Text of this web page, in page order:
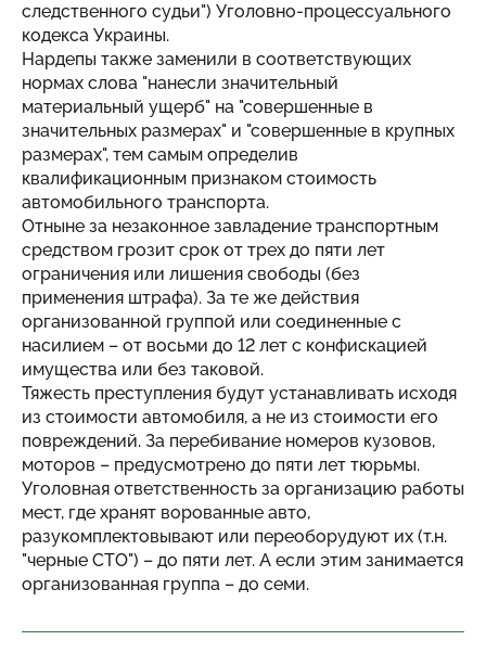
следственного судьи") Уголовно-процессуального
кодекса Украины.
Нардепы также заменили в соответствующих
нормах слова "нанесли значительный
материальный ущерб" на "совершенные в
значительных размерах" и "совершенные в крупных
размерах", тем самым определив
квалификационным признаком стоимость
автомобильного транспорта.
Отныне за незаконное завладение транспортным
средством грозит срок от трех до пяти лет
ограничения или лишения свободы (без
применения штрафа). За те же действия
организованной группой или соединенные с
насилием – от восьми до 12 лет с конфискацией
имущества или без таковой.
Тяжесть преступления будут устанавливать исходя
из стоимости автомобиля, а не из стоимости его
повреждений. За перебивание номеров кузовов,
моторов – предусмотрено до пяти лет тюрьмы.
Уголовная ответственность за организацию работы
мест, где хранят ворованные авто,
разукомплектовывают или переоборудуют их (т.н.
"черные СТО") – до пяти лет. А если этим занимается
организованная группа – до семи.